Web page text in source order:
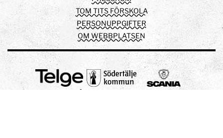
TOM TITS FÖRSKOLA
PERSONUPPGIFTER
OM WEBBPLATSEN